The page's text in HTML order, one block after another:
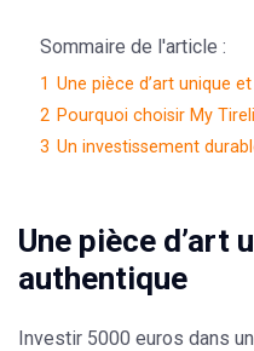
Sommaire de l'article :
1 Une pièce d’art unique
2 Pourquoi choisir My
3 Un investissement
Une pièce d’art
authentique
Investir 5000 euros dans